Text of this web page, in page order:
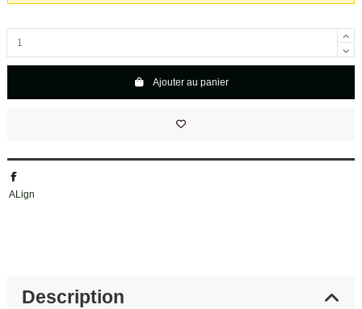
Ajouter au panier
ALign
Description